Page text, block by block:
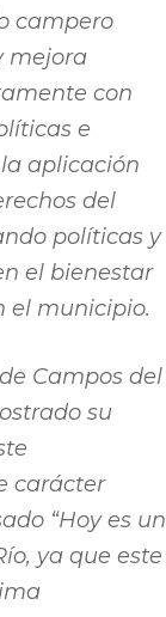
campero
mejora
con
e
aplicación
del
políticas y
el bienestar
el municipio.
Campos del
su
carácter
“Hoy es un
ya que este